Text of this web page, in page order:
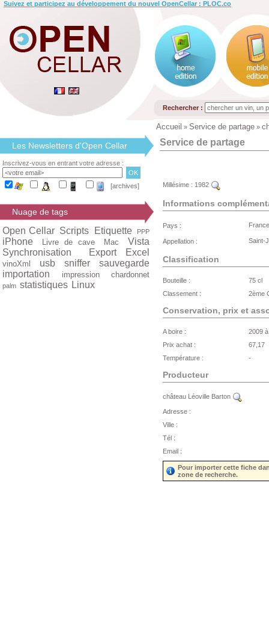
Suivez et participez au développement du nouvel OpenCellar : PLOC.co
Rechercher :
Accueil » Service de partage »
Les Newsletters d'Open Cellar
Inscrivez-vous en entrant votre adresse :
[archives]
Nuage de tags
Open Cellar Scripts Etiquette PPP
iPhone Livre de cave Mac
Vista
Synchronisation
Export Excel
vinoXml usb sniffer
sauvegarde
importation
impression chardonnet
palm statistiques Linux
Service de partage
Millésime : 1982
Informations
Pays :
Appellation : Saint-
Classification
Bouteille :
75 cl
Classement :
2ème
Conservation, prix et
A boire :
2009
Prix achat :
67,17
Température :
-
Producteur
château Léoville Barton
Adresse :
Ville :
Tél :
Email :
Pour importer cette fiche
zone de recherche.